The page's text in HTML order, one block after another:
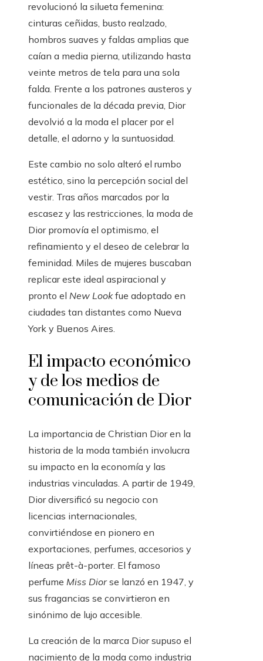
revolucionó la silueta femenina:
cinturas ceñidas, busto realzado,
hombros suaves y faldas amplias que
caían a media pierna, utilizando hasta
veinte metros de tela para una sola
falda. Frente a los patrones austeros y
funcionales de la década previa, Dior
devolvió a la moda el placer por el
detalle, el adorno y la suntuosidad.
Este cambio no solo alteró el rumbo
estético, sino la percepción social del
vestir. Tras años marcados por la
escasez y las restricciones, la moda de
Dior promovía el optimismo, el
refinamiento y el deseo de celebrar la
feminidad. Miles de mujeres buscaban
replicar este ideal aspiracional y
pronto el New Lookfue adoptado en
ciudades tan distantes como Nueva
York y Buenos Aires.
El impacto económico
y de los medios de
comunicación de Dior
La importancia de Christian Dior en la
historia de la moda también involucra
su impacto en la economía y las
industrias vinculadas. A partir de 1949,
Dior diversificó su negocio con
licencias internacionales,
convirtiéndose en pionero en
exportaciones, perfumes, accesorios y
líneas prêt-à-porter. El famoso
perfume Miss Diorse lanzó en 1947, y
sus fragancias se convirtieron en
sinónimo de lujo accesible.
La creación de la marca Dior supuso el
nacimiento de la moda como industria